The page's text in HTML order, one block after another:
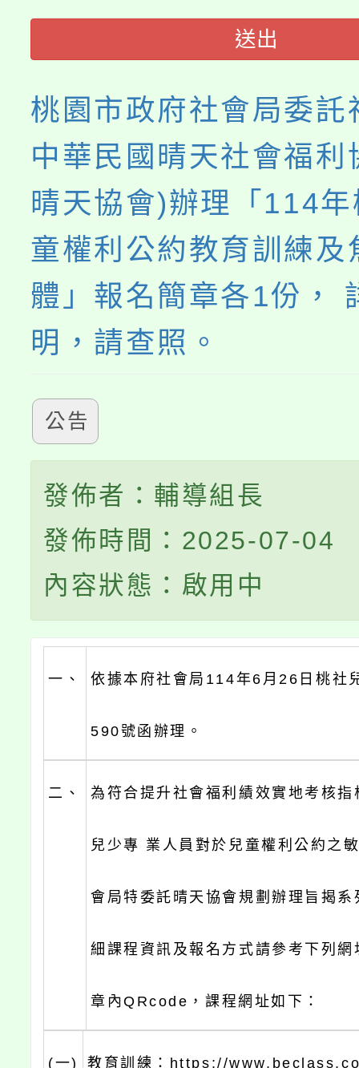
代理(課)教師甄選結果(
轉知中國文化大學推廣
《TA101》溝通分析基
程，歡迎學生輔導中心
心理、諮商輔導、社會
系所師生報名參加。
送出
桃園市政府社會局委託
中華民國晴天社會福利
晴天協會)辦理「114
童權利公約教育訓練及
體」報名簡章各1份，
明，請查照。
公告
發佈者：輔導組長
發佈時間：2025-07-04
內容狀態：啟用中
一、 依據本府社會局114年6月26日桃社
590號函辦理。
二、 為符合提升社會福利績效實地考核
兒少專 業人員對於兒童權利公約之
會局特委託晴天協會規劃辦理旨揭
細課程資訊及報名方式請參考下列
章內QRcode，課程網址如下：
(一) 教育訓練：https://